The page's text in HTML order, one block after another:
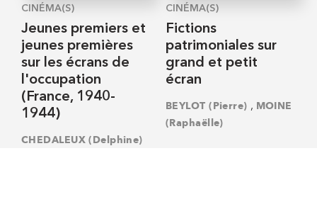
CINÉMA(S)
Jeunes premiers et
jeunes premières
sur les écrans de
l'occupation
(France, 1940-
1944)
CHEDALEUX (Delphine)
CINÉMA(S)
Fictions
patrimoniales sur
grand et petit
écran
BEYLOT (Pierre) , MOINE
(Raphaëlle)